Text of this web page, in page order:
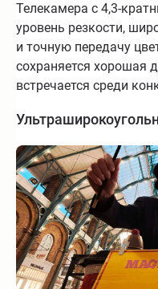
Телекамера с 4,3-
уровень резкости,
и точную передачу
сохраняется хорошая
встречается среди